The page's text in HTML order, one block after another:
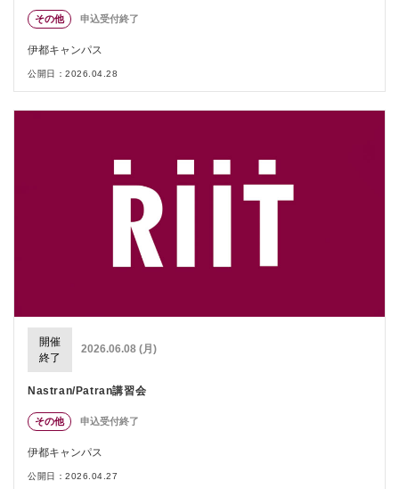
その他 申込受付終了
伊都キャンパス
公開日：2026.04.28
開催
終了
2026.06.08 (月)
Nastran/Patran講習会
その他 申込受付終了
伊都キャンパス
公開日：2026.04.27